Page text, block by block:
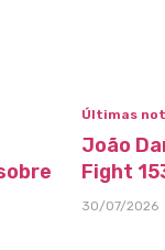
Últimas
João
Fight
30/07/2026